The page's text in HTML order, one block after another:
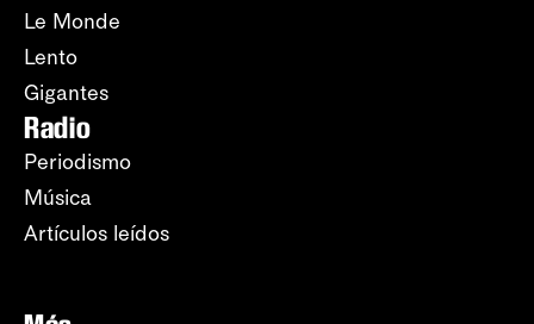
Le Monde
Lento
Gigantes
Radio
Periodismo
Música
Artículos leídos